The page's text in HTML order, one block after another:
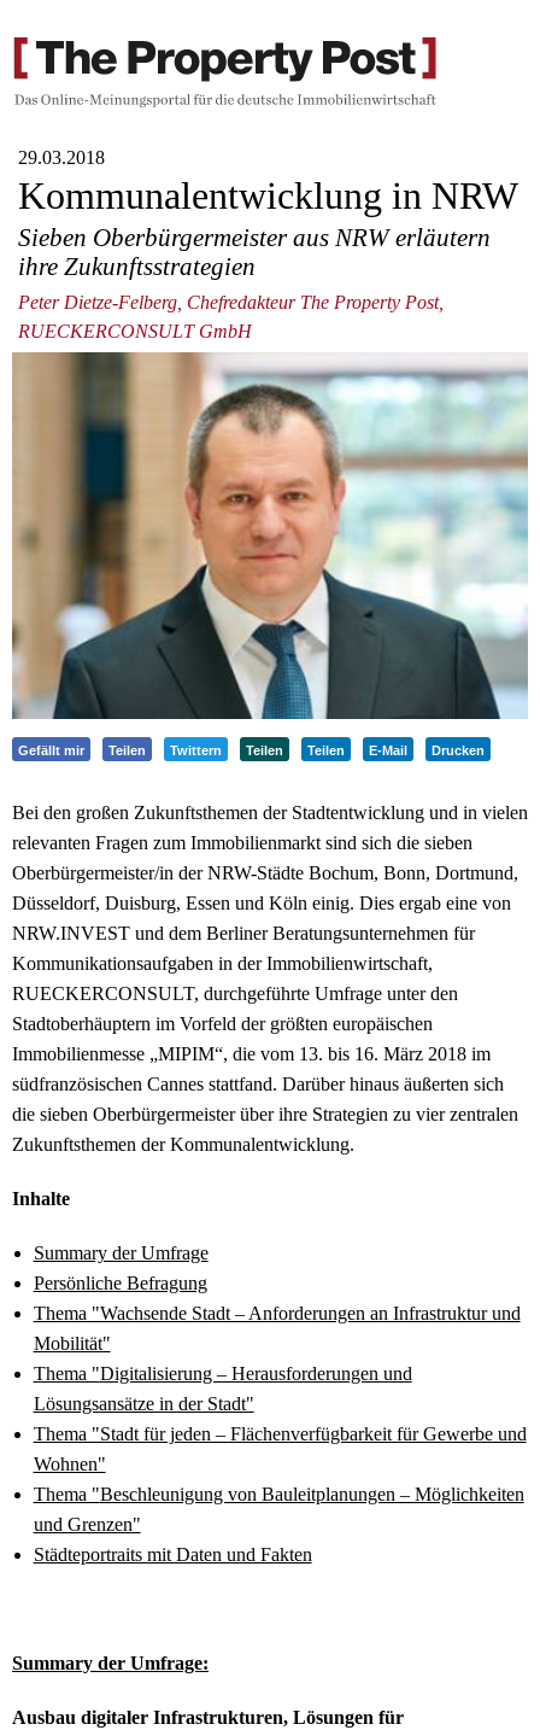
29.03.2018
Kommunalentwicklung in NRW
Sieben Oberbürgermeister aus NRW erläutern
ihre Zukunftsstrategien
Peter Dietze-Felberg, Chefredakteur The Property Post,
RUECKERCONSULT GmbH
Gefällt mir Teilen Twittern Teilen Teilen E-Mail Drucken
Bei den großen Zukunftsthemen der Stadtentwicklung und in vielen
relevanten Fragen zum Immobilienmarkt sind sich die sieben
Oberbürgermeister/in der NRW-Städte Bochum, Bonn, Dortmund,
Düsseldorf, Duisburg, Essen und Köln einig. Dies ergab eine von
NRW.INVEST und dem Berliner Beratungsunternehmen für
Kommunikationsaufgaben in der Immobilienwirtschaft,
RUECKERCONSULT, durchgeführte Umfrage unter den
Stadtoberhäuptern im Vorfeld der größten europäischen
Immobilienmesse „MIPIM“, die vom 13. bis 16. März 2018 im
südfranzösischen Cannes stattfand. Darüber hinaus äußerten sich
die sieben Oberbürgermeister über ihre Strategien zu vier zentralen
Zukunftsthemen der Kommunalentwicklung.
Inhalte
Summary der Umfrage
Persönliche Befragung
Thema "Wachsende Stadt – Anforderungen an Infrastruktur und
Mobilität"
Thema "Digitalisierung – Herausforderungen und
Lösungsansätze in der Stadt"
Thema "Stadt für jeden – Flächenverfügbarkeit für Gewerbe und
Wohnen"
Thema "Beschleunigung von Bauleitplanungen – Möglichkeiten
und Grenzen"
Städteportraits mit Daten und Fakten
Summary der Umfrage:
Ausbau digitaler Infrastrukturen, Lösungen für